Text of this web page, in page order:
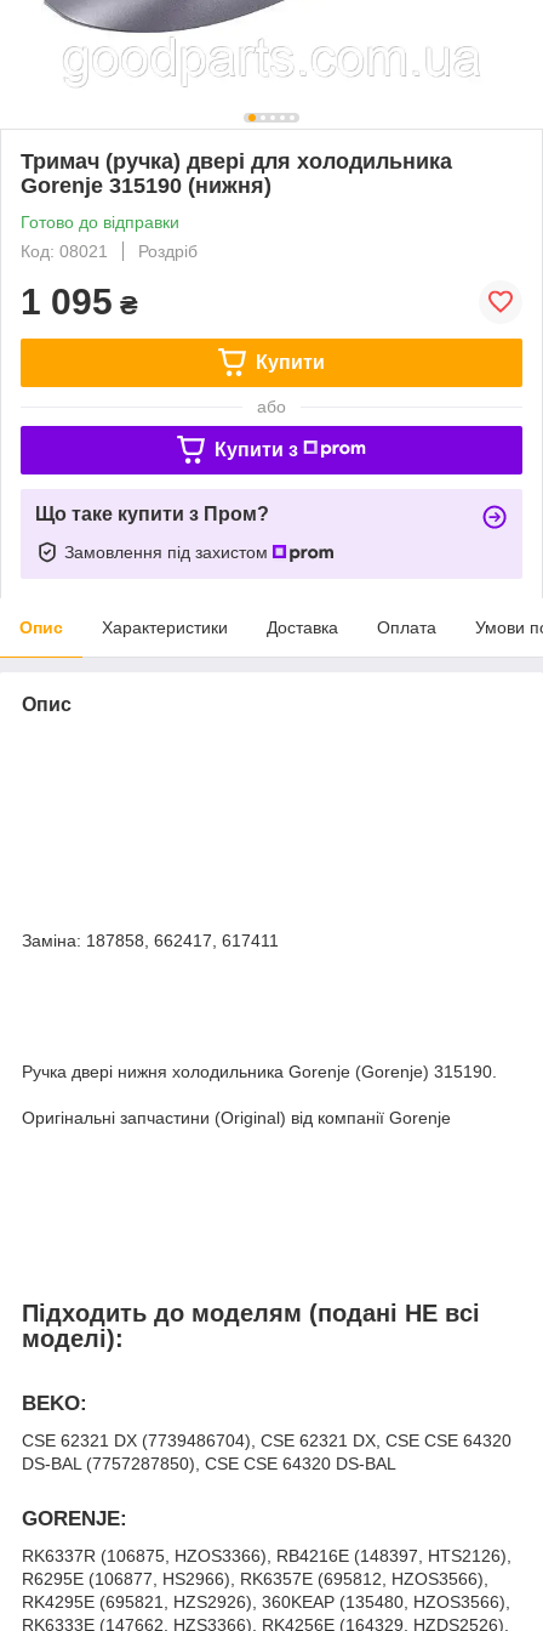
Тримач (ручка) двері для холодильника
Gorenje 315190 (нижня)
Готово до відправки
Код: 08021
Роздріб
1 095 ₴
Купити
або
Купити з
Що таке купити з Пром?
Замовлення під захистом
Опис Характеристики Доставка Оплата Умови
Опис
Заміна: 187858, 662417, 617411
Ручка двері нижня холодильника Gorenje (Gorenje) 315190.
Оригінальні запчастини (Original) від компанії Gorenje
Підходить до моделям (подані НЕ всі
моделі):
BEKO:
CSE 62321 DX (7739486704), CSE 62321 DX, CSE CSE 64320
DS-BAL (7757287850), CSE CSE 64320 DS-BAL
GORENJE:
RK6337R (106875, HZOS3366), RB4216E (148397, HTS2126),
R6295E (106877, HS2966), RK6357E (695812, HZOS3566),
RK4295E (695821, HZS2926), 360KEAP (135480, HZOS3566),
RK6333E (147662, HZS3366), RK4256E (164329, HZDS2526),